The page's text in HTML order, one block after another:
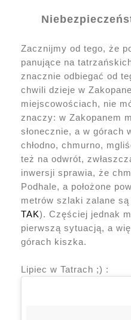
Zacznijmy od tego, że
panujące na
znacznie odbiegać od
chwili dzieje w
miejscowościach, nie
znaczy: w Zakopanem
słonecznie, a w górach
chłodno, chmurno,
też na odwrót,
inwersji sprawia, że
Podhale, a położone
metrów szlaki zalane są
TAK). Częściej jednak
pierwszą sytuacją, a
górach kiszka.
Lipiec w Tatrach ;) :